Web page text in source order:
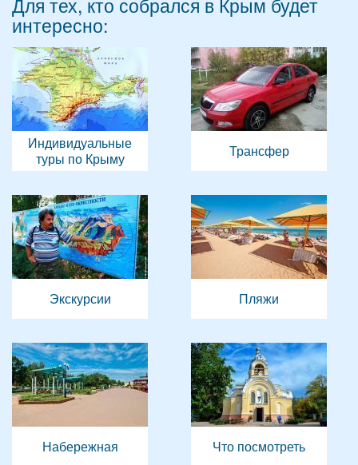
интересно:
Индивидуальные
туры по Крыму
Трансфер
Экскурсии Пляжи
Набережная Что посмотреть